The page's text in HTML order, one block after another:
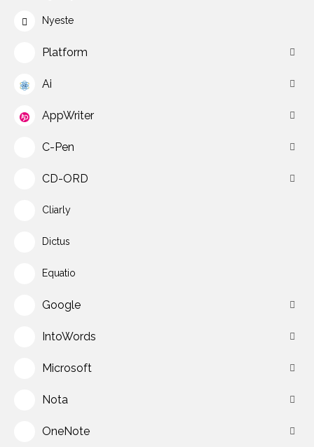
Nyeste
Platform
Ai
AppWriter
C-Pen
CD-ORD
Cliarly
Dictus
Equatio
Google
IntoWords
Microsoft
Nota
OneNote